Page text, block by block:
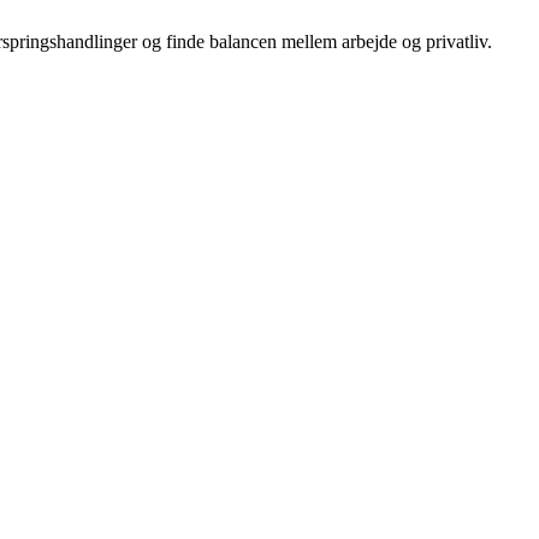
og finde balancen mellem arbejde og privatliv.